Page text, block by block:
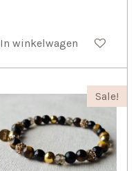
In winkelwagen
Sale!